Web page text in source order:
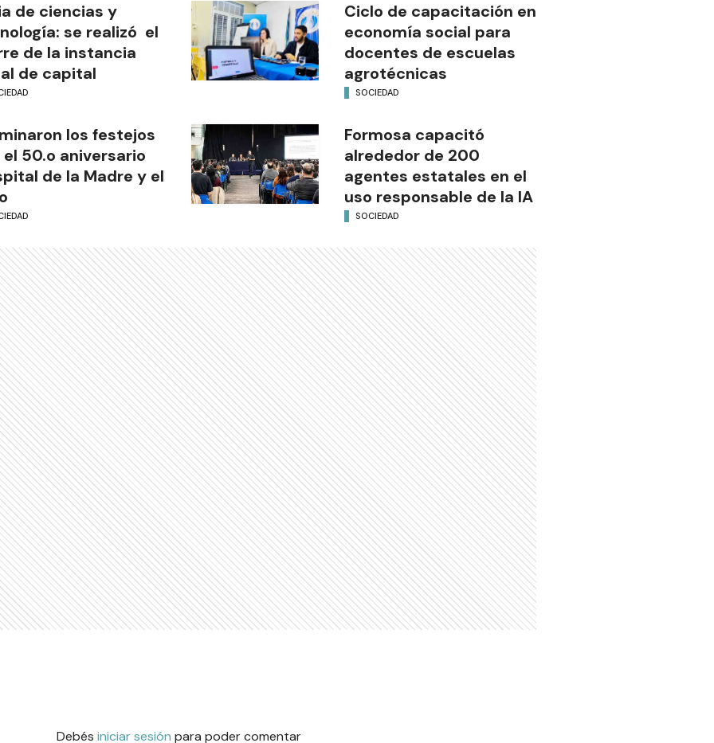
de ciencias y
se realizó el
de la instancia
de capital
Ciclo de capacitación en
economía social para
docentes de escuelas
agrotécnicas
SOCIEDAD
los festejos
50.o aniversario
de la Madre y el
Formosa capacitó
alrededor de 200
agentes estatales en el
uso responsable de la IA
SOCIEDAD
Debés iniciar sesión para poder comentar